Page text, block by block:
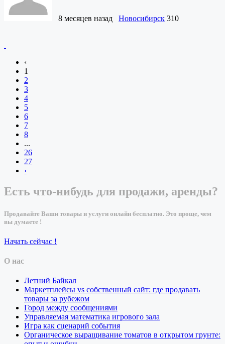
8 месяцев назад Новосибирск 310
‹
1
2
3
4
5
6
7
8
...
26
27
›
Есть что-нибудь для продажи, аренды?
Продавайте Ваши товары и услуги онлайн бесплатно. Это проще, чем
вы думаете !
Начать сейчас !
О нас
Летний Байкал
Маркетплейсы vs собственный сайт: где продавать
товары за рубежом
Город между сообщениями
Управляемая математика игрового зала
Игра как сценарий события
Органическое выращивание томатов в открытом грунте: